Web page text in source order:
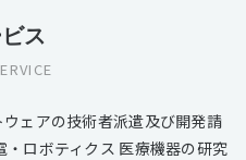
ス
ェアの技術者派遣及び開発請
ロボティクス 医療機器の研究